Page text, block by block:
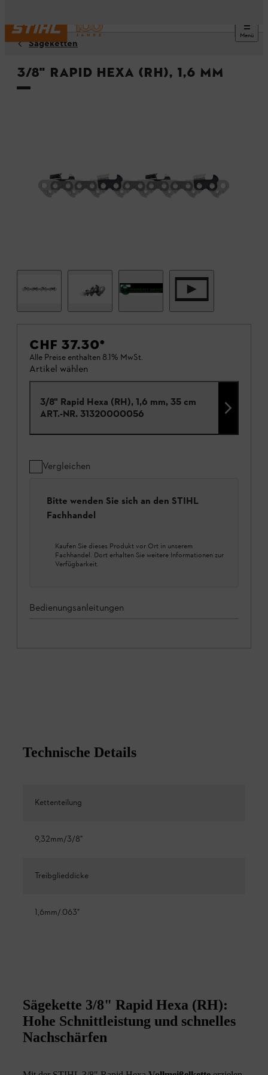
Menü
Sägeketten
3/8" Rapid Hexa (RH), 1,6 mm
CHF 37.30*
Alle Preise enthalten 8.1% MwSt.
Artikel wählen
3/8" Rapid Hexa (RH), 1,6 mm, 35 cm
ART.-NR. 31320000056
Vergleichen
Bitte wenden Sie sich an den STIHL
Fachhandel
Kaufen Sie dieses Produkt vor Ort in unserem
Fachhandel. Dort erhalten Sie weitere Informationen zur
Verfügbarkeit.
Bedienungsanleitungen
Technische Details
Kettenteilung
9,32mm/3/8"
Treibglieddicke
1,6mm/.063"
Sägekette 3/8" Rapid Hexa (RH):
Hohe Schnittleistung und schnelles
Nachschärfen